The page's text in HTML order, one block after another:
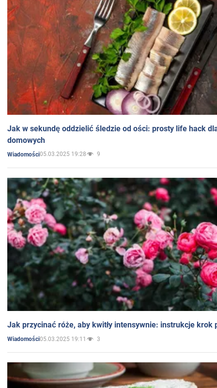
Jak w sekundę oddzielić śledzie od ości: prosty life hack
domowych
Wiadomości05.03.2025 19:28 9
Jak przycinać róże, aby kwitły intensywnie: instrukcje krok
Wiadomości05.03.2025 19:11 3